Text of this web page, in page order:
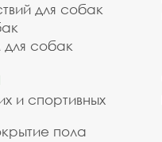
для собак
собак
и спортивных
пола